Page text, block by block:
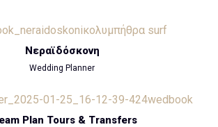
Νεραϊδόσκονη
Wedding Planner
Plan Tours & Transfers